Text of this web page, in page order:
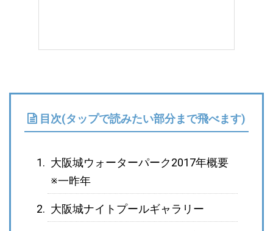
目次(タップで読みたい部分まで飛べます)
大阪城ウォーターパーク2017年概要
※一昨年
大阪城ナイトプールギャラリー